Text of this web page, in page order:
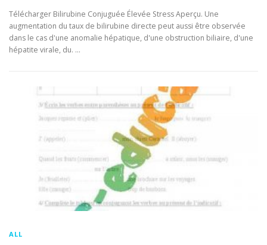
Télécharger Bilirubine Conjuguée Élevée Stress Aperçu. Une
augmentation du taux de bilirubine directe peut aussi être observée
dans le cas d'une anomalie hépatique, d'une obstruction biliaire, d'une
hépatite virale, du. …
ALL